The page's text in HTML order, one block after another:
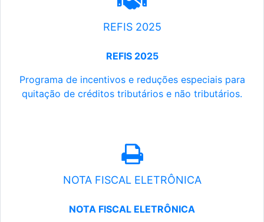
REFIS 2025
REFIS 2025
Programa de incentivos e reduções especiais para
quitação de créditos tributários e não tributários.
NOTA FISCAL ELETRÔNICA
NOTA FISCAL ELETRÔNICA